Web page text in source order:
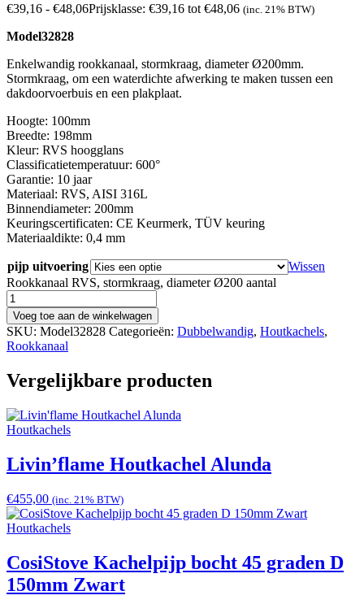
€39,16 - €48,06Prijsklasse: €39,16 tot €48,06 (inc. 21% BTW)
Model32828
Enkelwandig rookkanaal, stormkraag, diameter Ø200mm.
Stormkraag, om een waterdichte afwerking te maken tussen een
dakdoorvoerbuis en een plakplaat.
Hoogte: 100mm
Breedte: 198mm
Kleur: RVS hoogglans
Classificatietemperatuur: 600°
Garantie: 10 jaar
Materiaal: RVS, AISI 316L
Binnendiameter: 200mm
Keuringscertificaten: CE Keurmerk, TÜV keuring
Materiaaldikte: 0,4 mm
pijp uitvoering
Wissen
Rookkanaal RVS, stormkraag, diameter Ø200 aantal
Voeg toe aan de winkelwagen
SKU: Model32828 Categorieën: Dubbelwandig, Houtkachels,
Rookkanaal
Vergelijkbare producten
Houtkachels
Livin’flame Houtkachel Alunda
€455,00 (inc. 21% BTW)
Houtkachels
CosiStove Kachelpijp bocht 45 graden D
150mm Zwart